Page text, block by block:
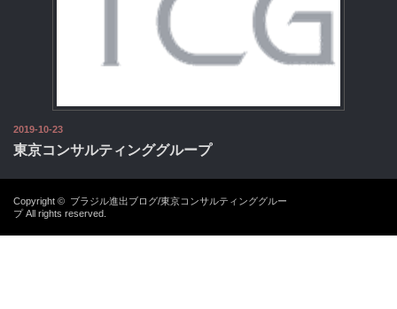
2019-10-23
東京コンサルティンググループ
Copyright © ブラジル進出ブログ/東京コンサルティンググルー
プ All rights reserved.